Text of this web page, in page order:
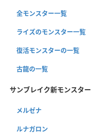
全モンスター一覧
ライズのモンスター一覧
復活モンスターの一覧
古龍の一覧
サンブレイク新モンスター
メルゼナ
ルナガロン